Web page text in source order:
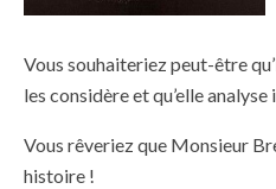
Vous souhaiteriez peut-être
les considère et qu’elle analyse
Vous rêveriez que Monsieur
histoire !